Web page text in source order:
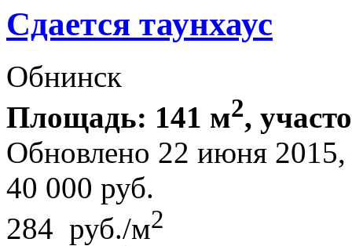
Сдается таунхаус
Обнинск
Площадь: 141 м2,
Обновлено 22 июня
40 000 руб.
284 руб./м2